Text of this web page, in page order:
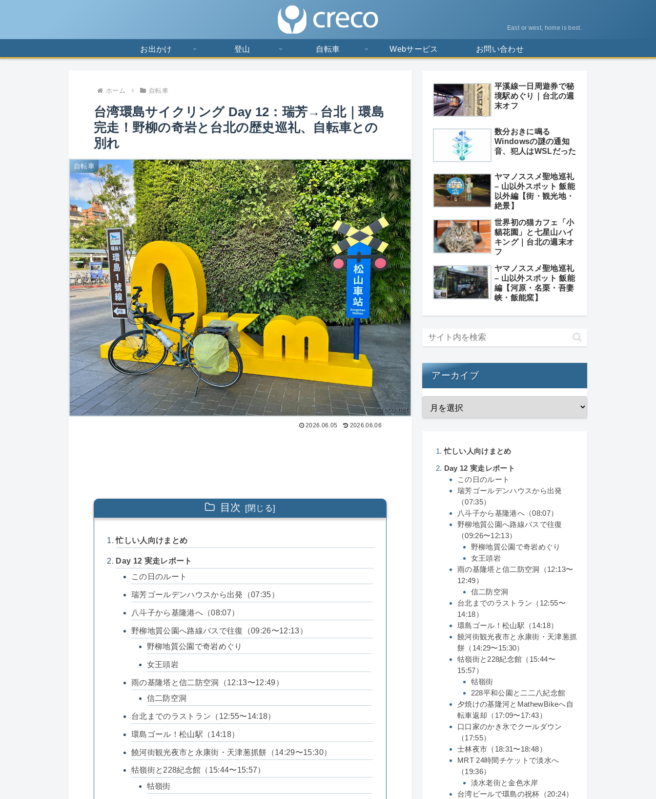
East or west, home is best.
お出かけ 登山 自転車 Webサービス お問い合わせ
ホーム 自転車
台湾環島サイクリング Day 12：瑞芳→台北｜環島
完走！野柳の奇岩と台北の歴史巡礼、自転車との
別れ
自転車
2026.06.05 2026.06.06
目次
忙しい人向けまとめ
Day 12 実走レポート
この日のルート
瑞芳ゴールデンハウスから出発（07:35）
八斗子から基隆港へ（08:07）
野柳地質公園へ路線バスで往復（09:26〜12:13）
野柳地質公園で奇岩めぐり
女王頭岩
雨の基隆塔と信二防空洞（12:13〜12:49）
信二防空洞
台北までのラストラン（12:55〜14:18）
環島ゴール！松山駅（14:18）
饒河街観光夜市と永康街・天津葱抓餅（14:29〜15:30）
牯嶺街と228紀念館（15:44〜15:57）
牯嶺街
平溪線一日周遊券で秘
境駅めぐり｜台北の週
末オフ
数分おきに鳴る
Windowsの謎の通知
音、犯人はWSLだった
ヤマノススメ聖地巡礼
– 山以外スポット 飯能
以外編【街・観光地・
絶景】
世界初の猫カフェ「小
貓花園」と七星山ハイ
キング｜台北の週末オ
フ
ヤマノススメ聖地巡礼
– 山以外スポット 飯能
編【河原・名栗・吾妻
峡・飯能窯】
アーカイブ
忙しい人向けまとめ
Day 12 実走レポート
この日のルート
瑞芳ゴールデンハウスから出発
（07:35）
八斗子から基隆港へ（08:07）
野柳地質公園へ路線バスで往復
（09:26〜12:13）
野柳地質公園で奇岩めぐり
女王頭岩
雨の基隆塔と信二防空洞（12:13〜
12:49）
信二防空洞
台北までのラストラン（12:55〜
14:18）
環島ゴール！松山駅（14:18）
饒河街観光夜市と永康街・天津葱抓
餅（14:29〜15:30）
牯嶺街と228紀念館（15:44〜
15:57）
牯嶺街
228平和公園と二二八紀念館
夕焼けの基隆河とMathewBikeへ自
転車返却（17:09〜17:43）
口口家のかき氷でクールダウン
（17:55）
士林夜市（18:31〜18:48）
MRT 24時間チケットで淡水へ
（19:36）
淡水老街と金色水岸
台湾ビールで環島の祝杯（20:24）